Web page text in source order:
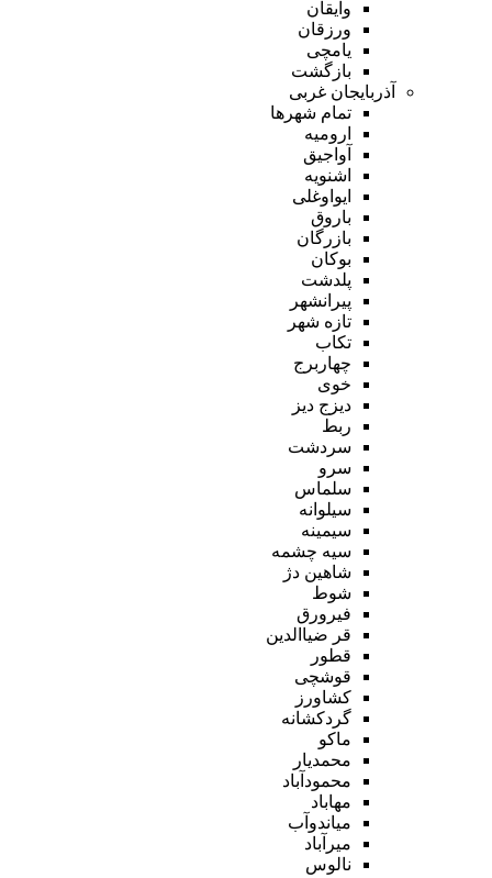
وایقان
ورزقان
یامچی
بازگشت
آذربایجان غربی
تمام شهر‌ها
ارومیه
آواجیق
اشنویه
ایواوغلی
باروق
بازرگان
بوکان
پلدشت
پیرانشهر
تازه شهر
تکاب
چهاربرج
خوی
دیزج دیز
ربط
سردشت
سرو
سلماس
سیلوانه
سیمینه
سیه چشمه
شاهین دژ
شوط
فیرورق
قر ضیاالدین
قطور
قوشچی
کشاورز
گردکشانه
ماکو
محمدیار
محمودآباد
مهاباد
میاندوآب
میرآباد
نالوس